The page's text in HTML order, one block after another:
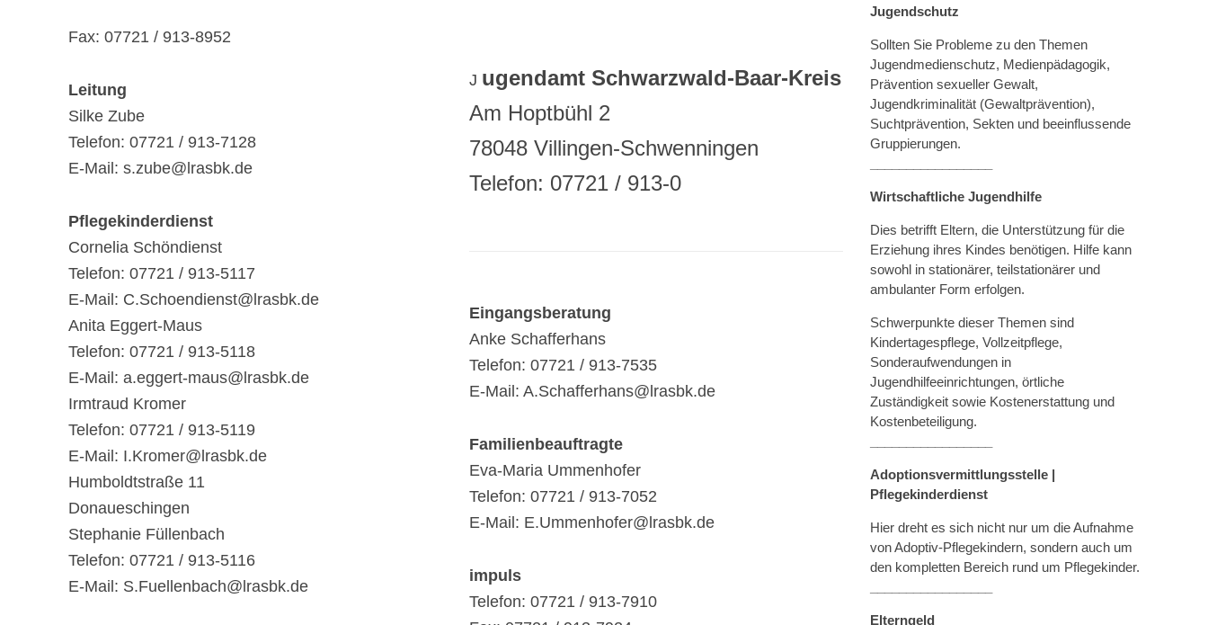
Fax: 07721 / 913-8952
Leitung
Silke Zube
Telefon: 07721 / 913-7128
E-Mail: s.zube@lrasbk.de
Pflegekinderdienst
Cornelia Schöndienst
Telefon: 07721 / 913-5117
E-Mail: C.Schoendienst@lrasbk.de
Anita Eggert-Maus
Telefon: 07721 / 913-5118
E-Mail: a.eggert-maus@lrasbk.de
Irmtraud Kromer
Telefon: 07721 / 913-5119
E-Mail: I.Kromer@lrasbk.de
Humboldtstraße 11
Donaueschingen
Stephanie Füllenbach
Telefon: 07721 / 913-5116
E-Mail: S.Fuellenbach@lrasbk.de
J ugendamt Schwarzwald-Baar-Kreis
Am Hoptbühl 2
78048 Villingen-Schwenningen
Telefon: 07721 / 913-0
Eingangsberatung
Anke Schafferhans
Telefon: 07721 / 913-7535
E-Mail: A.Schafferhans@lrasbk.de
Familienbeauftragte
Eva-Maria Ummenhofer
Telefon: 07721 / 913-7052
E-Mail: E.Ummenhofer@lrasbk.de
impuls
Telefon: 07721 / 913-7910
Jugendschutz
Sollten Sie Probleme zu den Themen
Jugendmedienschutz, Medienpädagogik,
Prävention sexueller Gewalt,
Jugendkriminalität (Gewaltprävention),
Suchtprävention, Sekten und beeinflussende
Gruppierungen.
Wirtschaftliche Jugendhilfe
Dies betrifft Eltern, die Unterstützung für die
Erziehung ihres Kindes benötigen. Hilfe kann
sowohl in stationärer, teilstationärer und
ambulanter Form erfolgen.
Schwerpunkte dieser Themen sind
Kindertagespflege, Vollzeitpflege,
Sonderaufwendungen in
Jugendhilfeeinrichtungen, örtliche
Zuständigkeit sowie Kostenerstattung und
Kostenbeteiligung.
Adoptionsvermittlungsstelle |
Pflegekinderdienst
Hier dreht es sich nicht nur um die Aufnahme
von Adoptiv-Pflegekindern, sondern auch um
den kompletten Bereich rund um Pflegekinder.
Elterngeld